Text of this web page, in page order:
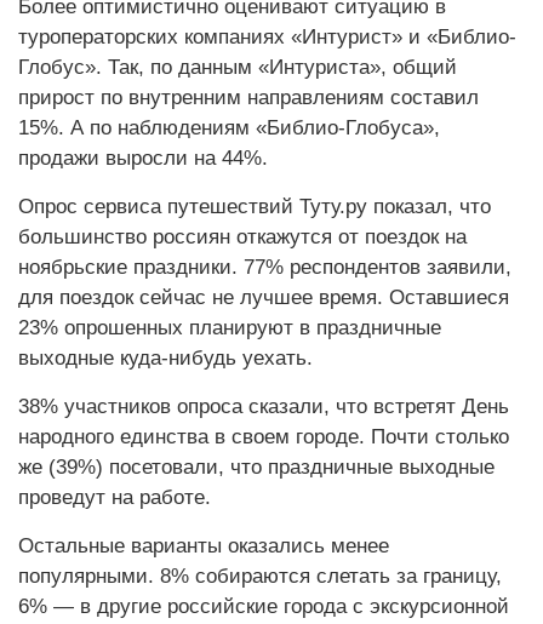
Более оптимистично оценивают ситуацию в
туроператорских компаниях «Интурист» и «Библио-
Глобус». Так, по данным «Интуриста», общий
прирост по внутренним направлениям составил
15%. А по наблюдениям «Библио-Глобуса»,
продажи выросли на 44%.
Опрос сервиса путешествий Туту.ру показал, что
большинство россиян откажутся от поездок на
ноябрьские праздники. 77% респондентов заявили,
для поездок сейчас не лучшее время. Оставшиеся
23% опрошенных планируют в праздничные
выходные куда-нибудь уехать.
38% участников опроса сказали, что встретят День
народного единства в своем городе. Почти столько
же (39%) посетовали, что праздничные выходные
проведут на работе.
Остальные варианты оказались менее
популярными. 8% собираются слетать за границу,
6% — в другие российские города с экскурсионной